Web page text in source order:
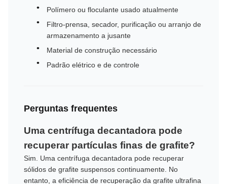
Polímero ou floculante usado atualmente
Filtro-prensa, secador, purificação ou arranjo de
armazenamento a jusante
Material de construção necessário
Padrão elétrico e de controle
Perguntas frequentes
Uma centrífuga decantadora pode
recuperar partículas finas de grafite?
Sim. Uma centrífuga decantadora pode recuperar
sólidos de grafite suspensos continuamente. No
entanto, a eficiência de recuperação da grafite ultrafina